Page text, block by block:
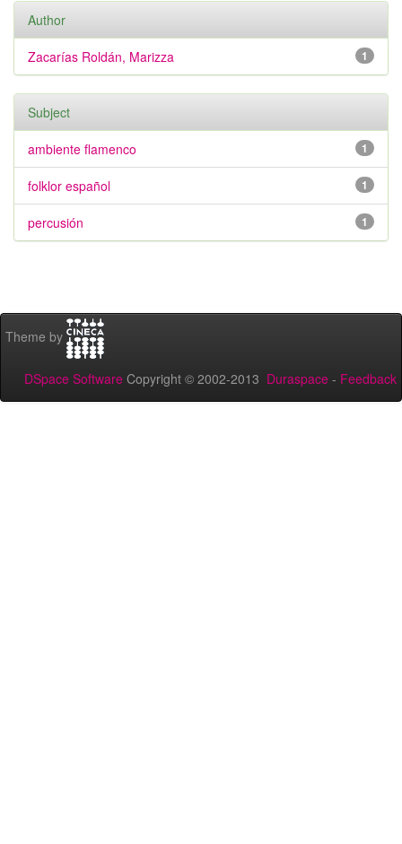
Author
1
Zacarías Roldán, Marizza
Subject
1
ambiente flamenco
1
folklor español
1
percusión
Theme by
DSpace Software Copyright © 2002-2013 Duraspace - Feedback